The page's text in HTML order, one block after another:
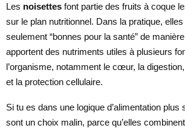
Les noisettes font partie des fruits à coque
sur le plan nutritionnel. Dans la pratique,
seulement “bonnes pour la santé” de
apportent des nutriments utiles à plusieurs
l’organisme, notamment le cœur, la
et la protection cellulaire.
Si tu es dans une logique d’alimentation plus
sont un choix malin, parce qu’elles combinent